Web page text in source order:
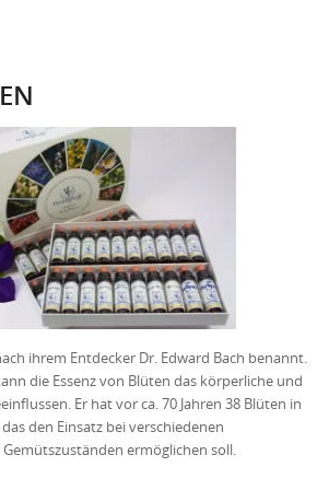
ihrem Entdecker Dr. Edward Bach benannt.
die Essenz von Blüten das körperliche und
Er hat vor ca. 70 Jahren 38 Blüten in
den Einsatz bei verschiedenen
ermöglichen soll.